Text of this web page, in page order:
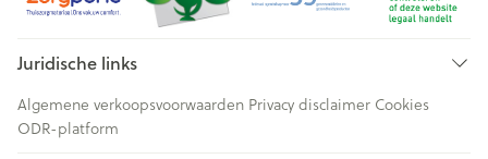
Juridische links
Algemene verkoopsvoorwaarden Privacy disclaimer Cookies
ODR-platform